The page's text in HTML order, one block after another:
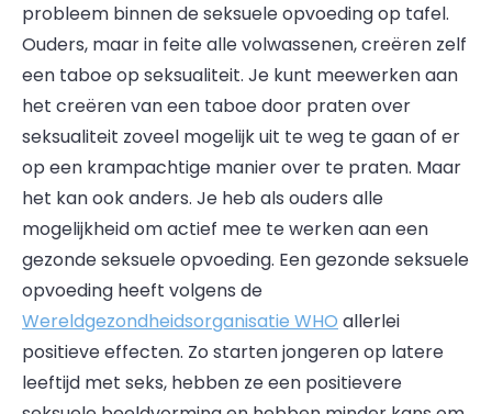
probleem binnen de seksuele opvoeding op tafel.
Ouders, maar in feite alle volwassenen, creëren zelf
een taboe op seksualiteit. Je kunt meewerken aan
het creëren van een taboe door praten over
seksualiteit zoveel mogelijk uit te weg te gaan of er
op een krampachtige manier over te praten. Maar
het kan ook anders. Je heb als ouders alle
mogelijkheid om actief mee te werken aan een
gezonde seksuele opvoeding. Een gezonde seksuele
opvoeding heeft volgens de
Wereldgezondheidsorganisatie WHO allerlei
positieve effecten. Zo starten jongeren op latere
leeftijd met seks, hebben ze een positievere